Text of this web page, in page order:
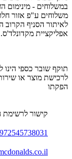
במשלוחים - מינימום הזמנה ללא
משלוחים ע"פ אזור
לאיתור הסניף הקרוב
אפליקציית מקדונלד'ס.
הפקתו
קישור לרשימת